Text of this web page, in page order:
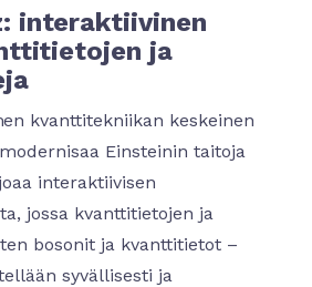
interaktiivinen
ja
kvanttitekniikan keskeinen
Einsteinin taitoja
interaktiivisen
jossa kvanttitietojen ja
bosonit ja kvanttitietot –
syvällisesti ja